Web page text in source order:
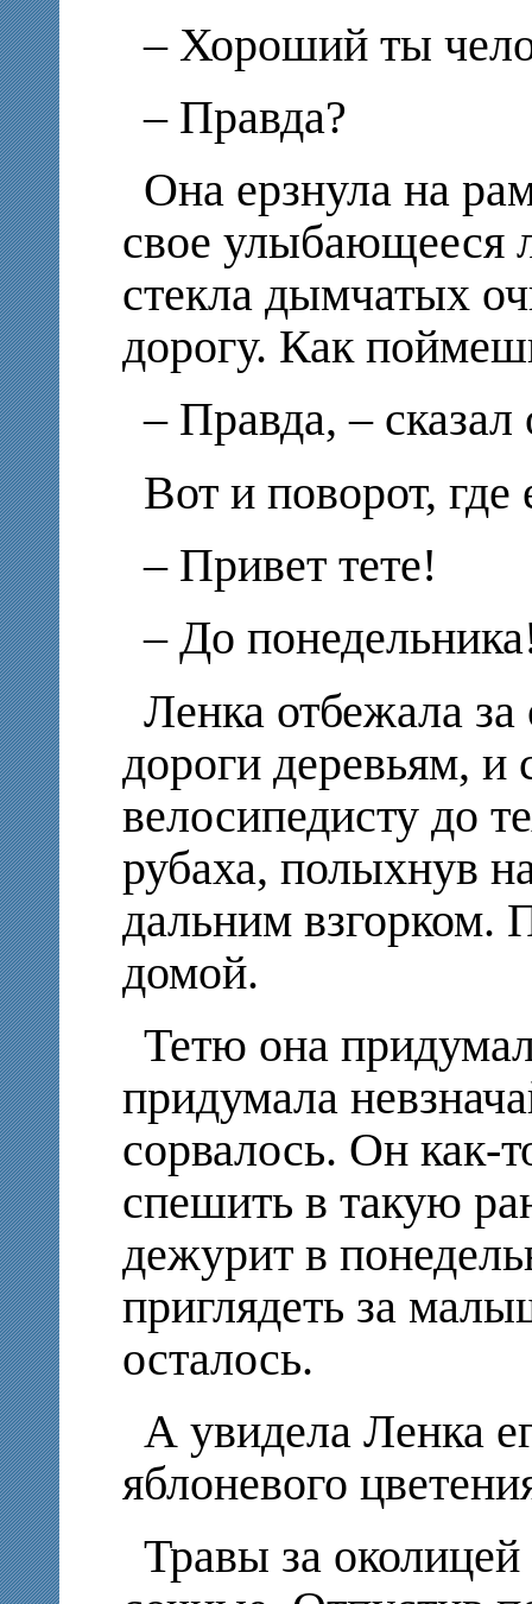
– Хороший ты
– Правда?
Она ерзнула на
свое улыбающееся
стекла дымчатых
дорогу. Как
– Правда, – сказал
Вот и поворот, где
– Привет тете!
– До
Ленка отбежала
дороги деревьям, и
велосипедисту до
рубаха, полыхнув
дальним взгорком.
домой.
Тетю она
придумала
сорвалось. Он как-
спешить в такую
дежурит в
приглядеть за
осталось.
А увидела Ленка
яблоневого
Травы за